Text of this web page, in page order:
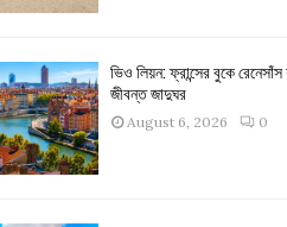
ভিও লিয়ন: ফ্রান্সের বুকে
জীবন্ত জাদুঘর
August 6, 2026 0